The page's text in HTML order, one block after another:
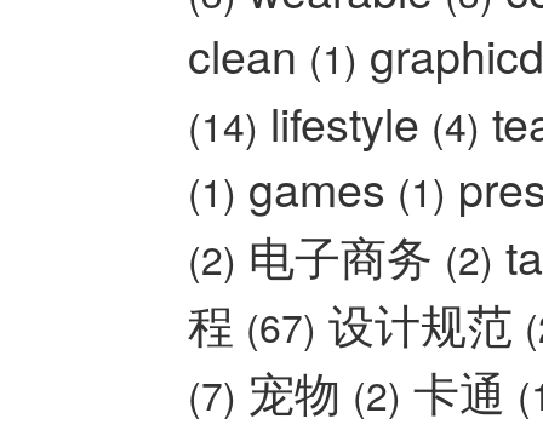
clean (1)
(14) lifestyle (4)
(1) games (1)
(2) 电子商务 (2)
程 (67) 设计规范
(7) 宠物 (2) 卡通